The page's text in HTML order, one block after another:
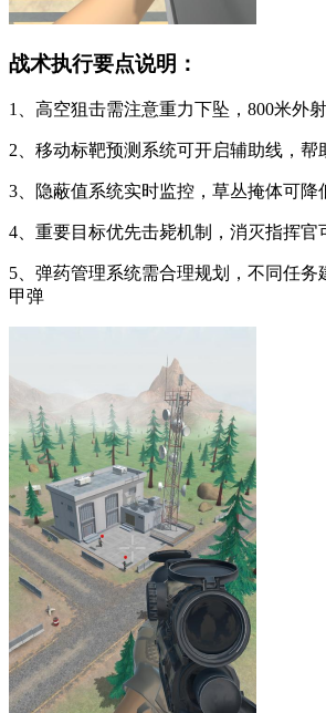
战术执行要点说明：
1、高空狙击需注意重力下坠，800米外
2、移动标靶预测系统可开启辅助线，帮
3、隐蔽值系统实时监控，草丛掩体可降
4、重要目标优先击毙机制，消灭指挥官
5、弹药管理系统需合理规划，不同任务
甲弹